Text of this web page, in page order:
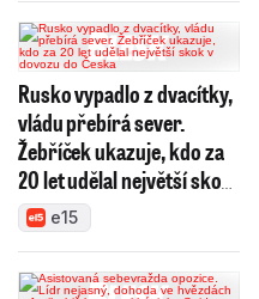
Rusko vypadlo z dvacítky,
vládu přebírá sever.
Žebříček ukazuje, kdo za
20 let udělal největší skok
v dovozu do Česka
e15